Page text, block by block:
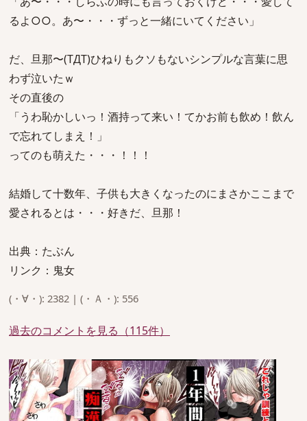
るよ○○。あ〜・・・ずっと一緒にいてください」
だ、旦那〜(TДT)ひねりもクソもないシンプルな言葉に思
わず泣いたｗ
その直後の
「うわ恥かしいっ！酒持って来い！てかお前も飲め！飲ん
で忘れてしまえ！」
ってのも萌えた・・・！！！
結婚して十数年、子供も大きくなったのにまさかここまで
愛されるとは・・・好きだ、旦那！
出典：たぶん
リンク：鬼女
(・∀・): 2382 | (・Ａ・): 556
過去のコメントを見る（115件）